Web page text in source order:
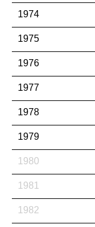
1974
1975
1976
1977
1978
1979
1980
1981
1982